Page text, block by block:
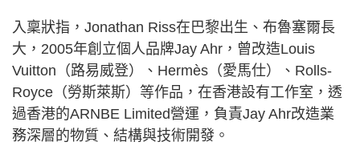
入稟狀指，Jonathan Riss在巴黎出生、布魯塞爾長
大，2005年創立個人品牌Jay Ahr，曾改造Louis
Vuitton（路易威登）、Hermès（愛馬仕）、Rolls-
Royce（勞斯萊斯）等作品，在香港設有工作室，透
過香港的ARNBE Limited營運，負責Jay Ahr改造業
務深層的物質、結構與技術開發。